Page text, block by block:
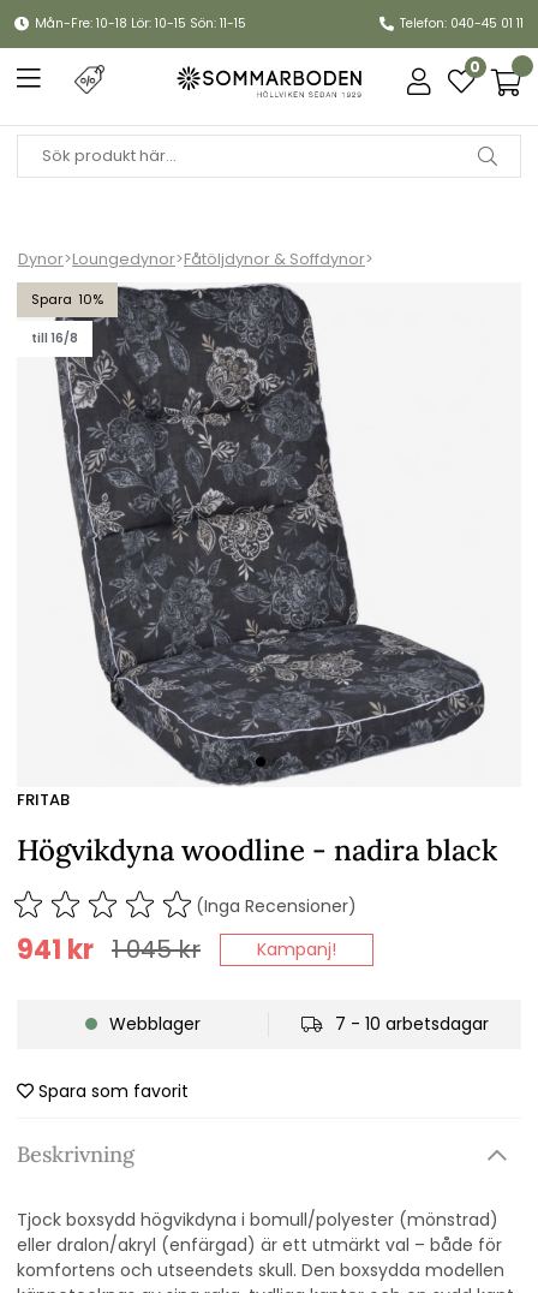
Mån-Fre: 10-18 Lör: 10-15 Sön: 11-15 Telefon: 040-45 01 11
0
Dynor>Loungedynor>Fåtöljdynor & Soffdynor>
10
till 16/8
Högvikdyna woodline - nadira black
FRITAB
Högvikdyna woodline - nadira black
(Inga Recensioner)
1 045kr
941 kr Kampanj!
Webblager 7 - 10 arbetsdagar
Spara som favorit
Beskrivning
Tjock boxsydd högvikdyna i bomull/polyester (mönstrad)
eller dralon/akryl (enfärgad) är ett utmärkt val – både för
komfortens och utseendets skull. Den boxsydda modellen